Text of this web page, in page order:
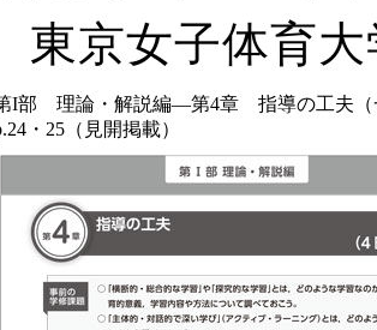
東京女子体育
I部 理論・解説編―第4章 指導の工夫
・25（見開掲載）